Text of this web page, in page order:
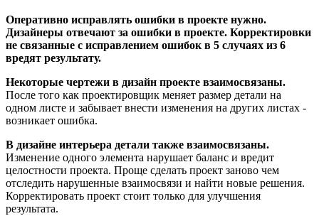
Оперативно исправлять ошибки в проекте нужно.
Дизайнеры отвечают за ошибки в проекте. Корректировки
не связанные с исправлением ошибок в 5 случаях из 6
вредят результату.
Некоторые чертежи в дизайн проекте взаимосвязаны.
После того как проектировщик меняет размер детали на
одном листе и забывает внести изменения на других листах -
возникает ошибка.
В дизайне интерьера детали также взаимосвязаны.
Изменение одного элемента нарушает баланс и вредит
целостности проекта. Проще сделать проект заново чем
отследить нарушенные взаимосвязи и найти новые решения.
Корректировать проект стоит только для улучшения
результата.